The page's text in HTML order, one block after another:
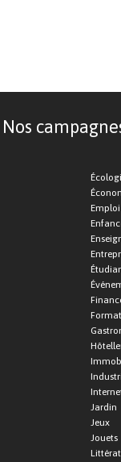
Nos
Emploi
Jardin
Jeux
Jouets